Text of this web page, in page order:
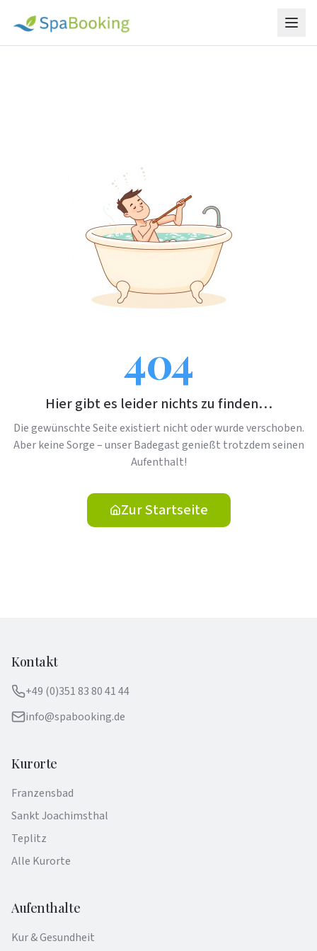
404
Hier gibt es leider nichts zu finden…
Die gewünschte Seite existiert nicht oder wurde verschoben.
Aber keine Sorge – unser Badegast genießt trotzdem seinen
Aufenthalt!
Zur Startseite
Kontakt
+49 (0)351 83 80 41 44
info@spabooking.de
Kurorte
Franzensbad
Sankt Joachimsthal
Teplitz
Alle Kurorte
Aufenthalte
Kur & Gesundheit